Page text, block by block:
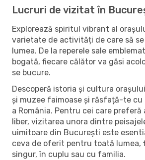
Lucruri de vizitat în
Explorează spiritul vibrant al
varietate de activități de care să
lumea. De la reperele sale
bogată, fiecare călător va găsi
se bucure.
Descoperă istoria și cultura
și muzee faimoase și răsfață-te
a România. Pentru cei care
liber, vizitarea unora dintre
uimitoare din București este
ceva de oferit pentru toată lumea,
singur, în cuplu sau cu familia.